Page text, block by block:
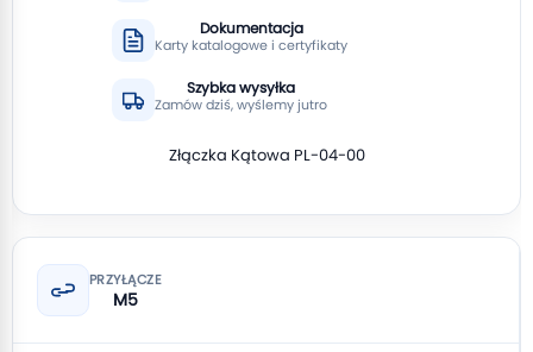
Dokumentacja
Karty katalogowe i certyfikaty
Szybka wysyłka
Zamów dziś, wyślemy jutro
Złączka Kątowa PL-04-00
PRZYŁĄCZE
M5